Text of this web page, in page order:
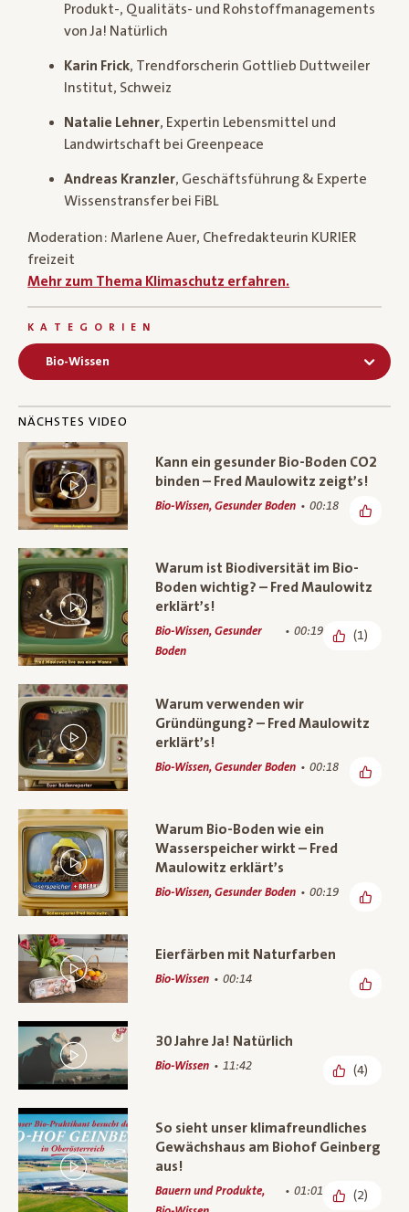
Produkt-, Qualitäts- und Rohstoffmanagements
von Ja! Natürlich
Karin Frick, Trendforscherin Gottlieb Duttweiler
Institut, Schweiz
Natalie Lehner, Expertin Lebensmittel und
Landwirtschaft bei Greenpeace
Andreas Kranzler, Geschäftsführung & Experte
Wissenstransfer bei FiBL
Moderation: Marlene Auer, Chefredakteurin KURIER
freizeit
Mehr zum Thema Klimaschutz erfahren.
KATEGORIEN
Bio-Wissen
NÄCHSTES VIDEO
Kann ein gesunder Bio-Boden CO2
binden – Fred Maulowitz zeigt’s!
Bio-Wissen, Gesunder Boden 00:18
Warum ist Biodiversität im Bio-
Boden wichtig? – Fred Maulowitz
erklärt’s!
Bio-Wissen, Gesunder
Boden
00:19 (1)
Warum verwenden wir
Gründüngung? – Fred Maulowitz
erklärt’s!
Bio-Wissen, Gesunder Boden 00:18
Warum Bio-Boden wie ein
Wasserspeicher wirkt – Fred
Maulowitz erklärt’s
Bio-Wissen, Gesunder Boden 00:19
Eierfärben mit Naturfarben
Bio-Wissen 00:14
30 Jahre Ja! Natürlich
Bio-Wissen 11:42 (4)
So sieht unser klimafreundliches
Gewächshaus am Biohof Geinberg
aus!
Bauern und Produkte,
01:01 (2)